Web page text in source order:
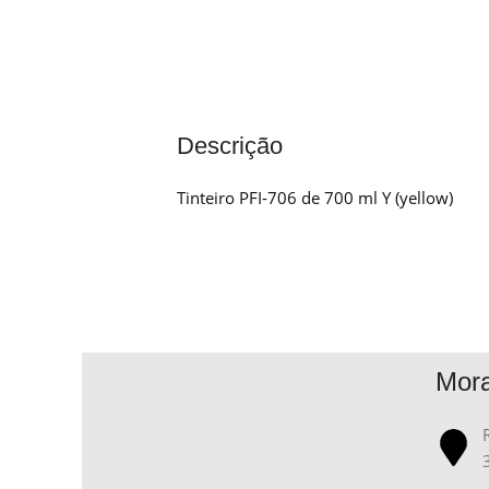
Descrição
Tinteiro PFI-706 de 700 ml Y (yellow)